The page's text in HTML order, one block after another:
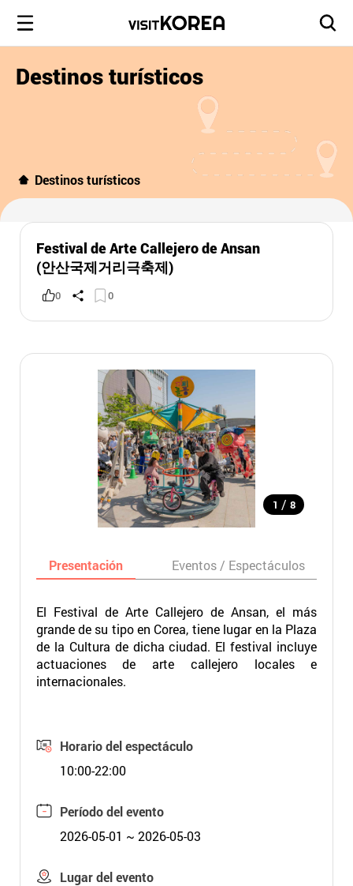
Destinos turísticos
Destinos turísticos
Festival de Arte Callejero de Ansan
(안산국제거리극축제)
0 0
1 / 8
Presentación Eventos / Espectáculos
El Festival de Arte Callejero de Ansan, el más
grande de su tipo en Corea, tiene lugar en la Plaza
de la Cultura de dicha ciudad. El festival incluye
actuaciones de arte callejero locales e
internacionales.
Horario del espectáculo
10:00-22:00
Período del evento
2026-05-01 ~ 2026-05-03
Lugar del evento